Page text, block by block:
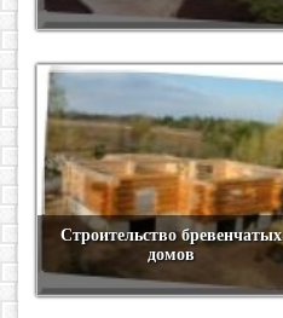
Строительство бревенчатых
домов